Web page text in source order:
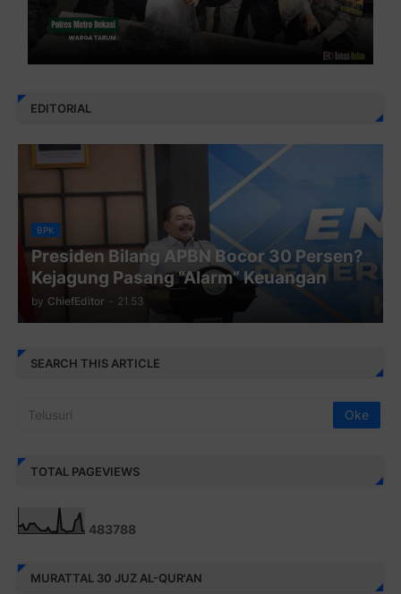
EDITORIAL
BPK
Presiden Bilang APBN Bocor 30 Persen?
Kejagung Pasang “Alarm” Keuangan
by ChiefEditor - 21.53
SEARCH THIS ARTICLE
TOTAL PAGEVIEWS
483788
MURATTAL 30 JUZ AL-QUR'AN